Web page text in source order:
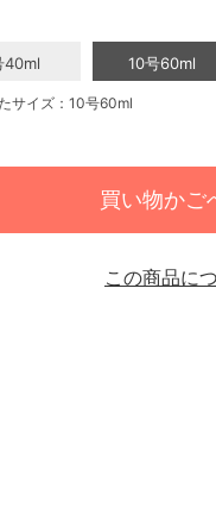
40ml 10号60ml
サイズ：10号60ml
買い物かご
この商品に